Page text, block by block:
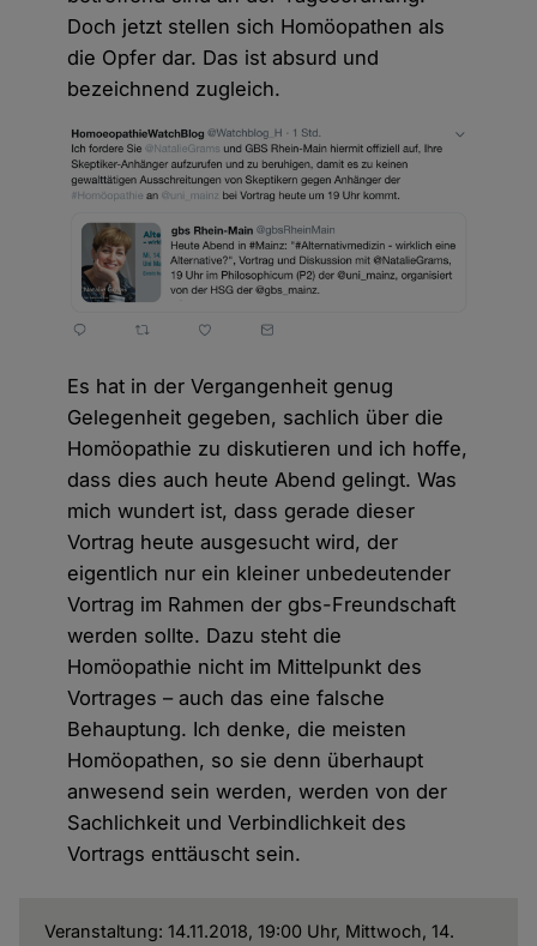
Doch jetzt stellen sich Homöopathen als
die Opfer dar. Das ist absurd und
bezeichnend zugleich.
Es hat in der Vergangenheit genug
Gelegenheit gegeben, sachlich über die
Homöopathie zu diskutieren und ich hoffe,
dass dies auch heute Abend gelingt. Was
mich wundert ist, dass gerade dieser
Vortrag heute ausgesucht wird, der
eigentlich nur ein kleiner unbedeutender
Vortrag im Rahmen der gbs-Freundschaft
werden sollte. Dazu steht die
Homöopathie nicht im Mittelpunkt des
Vortrages – auch das eine falsche
Behauptung. Ich denke, die meisten
Homöopathen, so sie denn überhaupt
anwesend sein werden, werden von der
Sachlichkeit und Verbindlichkeit des
Vortrags enttäuscht sein.
Veranstaltung: 14.11.2018, 19:00 Uhr, Mittwoch, 14.